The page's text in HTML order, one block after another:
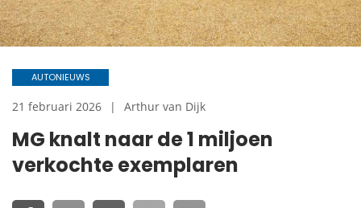
MG knalt naar de 1 miljoen
verkochte exemplaren
AUTONIEUWS
21 februari 2026 Arthur van Dijk